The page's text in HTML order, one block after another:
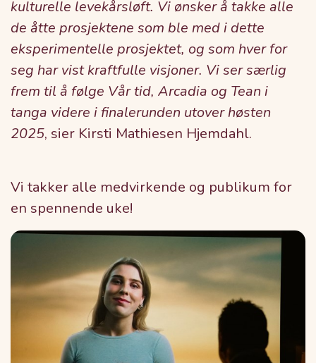
kulturelle levekårsløft. Vi ønsker å takke alle
de åtte prosjektene som ble med i dette
eksperimentelle prosjektet, og som hver for
seg har vist kraftfulle visjoner. Vi ser særlig
frem til å følge Vår tid, Arcadia og Tean i
tanga videre i finalerunden utover høsten
2025, sier Kirsti Mathiesen Hjemdahl.
Vi takker alle medvirkende og publikum for
en spennende uke!